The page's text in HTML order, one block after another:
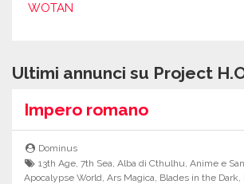
WOTAN
Ultimi annunci su Project
Impero romano
Dominus
13th Age,7th Sea,Alba di Cthulhu,Anime e
Apocalypse World, Ars Magica, Blades in the Dark,